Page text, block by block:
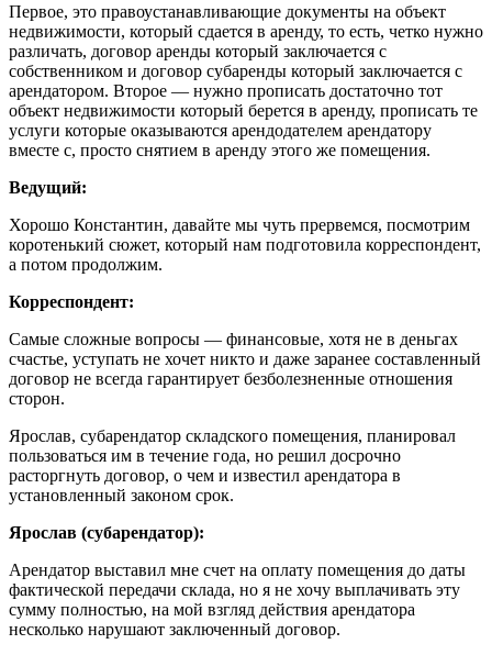
Первое, это правоустанавливающие документы на объект
недвижимости, который сдается в аренду, то есть, четко нужно
различать, договор аренды который заключается с
собственником и договор субаренды который заключается с
арендатором. Второе — нужно прописать достаточно тот
объект недвижимости который берется в аренду, прописать те
услуги которые оказываются арендодателем арендатору
вместе с, просто снятием в аренду этого же помещения.
Ведущий:
Хорошо Константин, давайте мы чуть прервемся, посмотрим
коротенький сюжет, который нам подготовила корреспондент,
а потом продолжим.
Корреспондент:
Самые сложные вопросы — финансовые, хотя не в деньгах
счастье, уступать не хочет никто и даже заранее составленный
договор не всегда гарантирует безболезненные отношения
сторон.
Ярослав, субарендатор складского помещения, планировал
пользоваться им в течение года, но решил досрочно
расторгнуть договор, о чем и известил арендатора в
установленный законом срок.
Ярослав (субарендатор):
Арендатор выставил мне счет на оплату помещения до даты
фактической передачи склада, но я не хочу выплачивать эту
сумму полностью, на мой взгляд действия арендатора
несколько нарушают заключенный договор.